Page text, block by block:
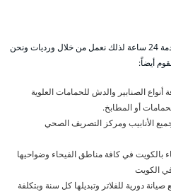
نوفر خدمة فني صحى الفيحاء بالكويت خدمة 24 ساعة لذلك نعمل من خلال ورديات ونحن
أيضاً:
الصنابير والدش للحمامات العلوية
أو المطابخ.
الأنابيب ومركز التصريف الصحي
بالكويت في كافة مناطق الفيحاء وضواحيها
الكويت
دورية للفلاتر وتبديلها كل سنة وبتكلفة